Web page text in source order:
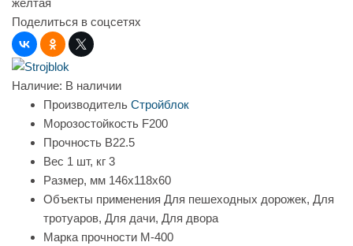
Поделиться в соцсетях
Наличие: В наличии
Производитель Стройблок
Морозостойкость F200
Прочность B22.5
Вес 1 шт, кг 3
Размер, мм 146х118х60
Объекты применения Для пешеходных дорожек, Для
тротуаров, Для дачи, Для двора
Марка прочности М-400